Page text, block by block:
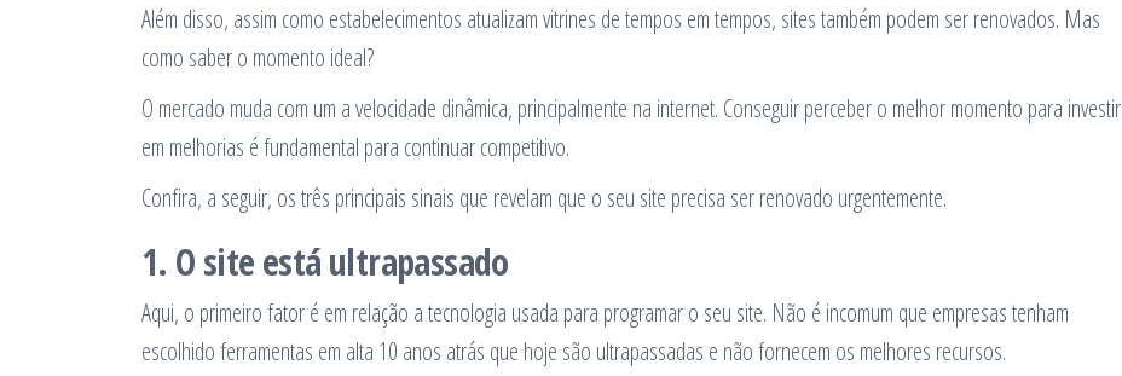
Além disso, assim como estabelecimentos atualizam vitrines de tempos em tempos, sites também podem ser renovados. Mas
como saber o momento ideal?
O mercado muda com um a velocidade dinâmica, principalmente na internet. Conseguir perceber o melhor momento para investir
em melhorias é fundamental para continuar competitivo.
Confira, a seguir, os três principais sinais que revelam que o seu site precisa ser renovado urgentemente.
1. O site está ultrapassado
Aqui, o primeiro fator é em relação a tecnologia usada para programar o seu site. Não é incomum que empresas tenham
escolhido ferramentas em alta 10 anos atrás que hoje são ultrapassadas e não fornecem os melhores recursos.